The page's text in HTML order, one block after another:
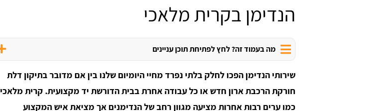
הנדימן בקרית מלאכי
מה בעמוד זה? לחץ לפתיחת תוכן עניינים
שירותי הנדימן הפכו לחלק בלתי נפרד מחיי היומיום שלנו בין אם מדובר בתיקון דלת
חורקת הרכבת ארון חדש או כל עבודה אחרת בבית הדורשת יד מקצועית. קרית מלאכי
כמו ערים רבות אחרות מציעה מגוון רחב של הנדימנים אך מציאת איש המקצוע